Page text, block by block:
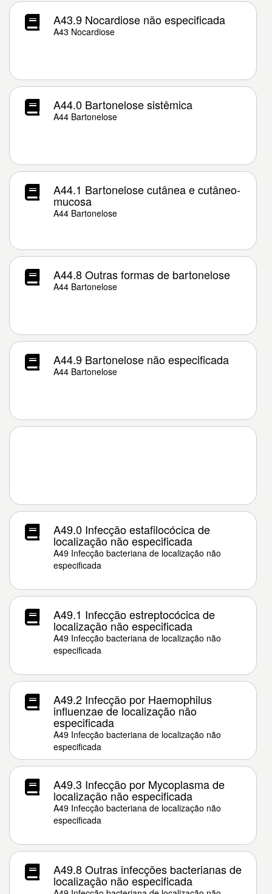
A43.9 Nocardiose não especificada
A43 Nocardiose
A44.0 Bartonelose sistêmica
A44 Bartonelose
A44.1 Bartonelose cutânea e cutâneo-
mucosa
A44 Bartonelose
A44.8 Outras formas de bartonelose
A44 Bartonelose
A44.9 Bartonelose não especificada
A44 Bartonelose
A49.0 Infecção estafilocócica de
localização não especificada
A49 Infecção bacteriana de localização não
especificada
A49.1 Infecção estreptocócica de
localização não especificada
A49 Infecção bacteriana de localização não
especificada
A49.2 Infecção por Haemophilus
influenzae de localização não
especificada
A49 Infecção bacteriana de localização não
especificada
A49.3 Infecção por Mycoplasma de
localização não especificada
A49 Infecção bacteriana de localização não
especificada
A49.8 Outras infecções bacterianas de
localização não especificada